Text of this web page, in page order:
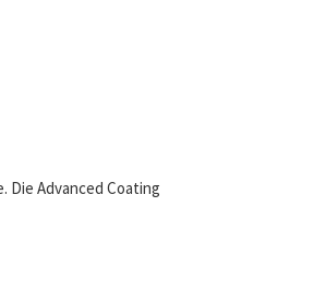
Die Advanced Coating